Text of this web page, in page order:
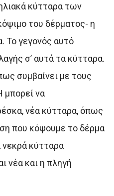
κύτταρα των
του δέρματος- η
Το γεγονός αυτό
σ’ αυτά τα κύτταρα.
συμβαίνει με τους
μπορεί να
νέα κύτταρα, όπως
που κόψουμε το δέρμα
νεκρά κύτταρα
νέα και η πληγή